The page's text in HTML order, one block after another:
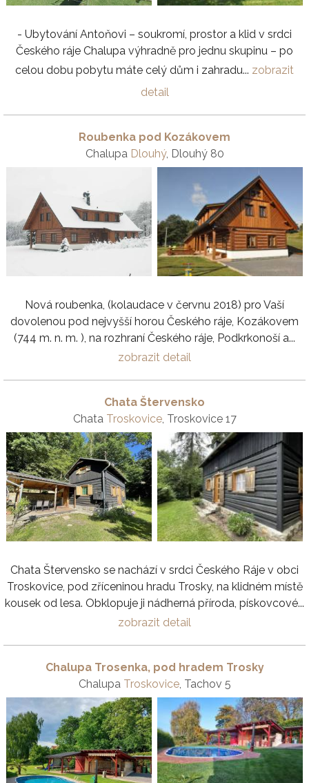
- Ubytování Antoňovi – soukromí, prostor a klid v srdci
Českého ráje Chalupa výhradně pro jednu skupinu – po
celou dobu pobytu máte celý dům i zahradu... zobrazit
detail
Roubenka pod Kozákovem
Chalupa Dlouhý, Dlouhý 80
Nová roubenka, (kolaudace v červnu 2018) pro Vaší
dovolenou pod nejvyšší horou Českého ráje, Kozákovem
(744 m. n. m. ), na rozhraní Českého ráje, Podkrkonoší a...
zobrazit detail
Chata Štervensko
Chata Troskovice, Troskovice 17
Chata Štervensko se nachází v srdci Českého Ráje v obci
Troskovice, pod zříceninou hradu Trosky, na klidném místě
kousek od lesa. Obklopuje ji nádherná příroda, pískovcové...
zobrazit detail
Chalupa Trosenka, pod hradem Trosky
Chalupa Troskovice, Tachov 5